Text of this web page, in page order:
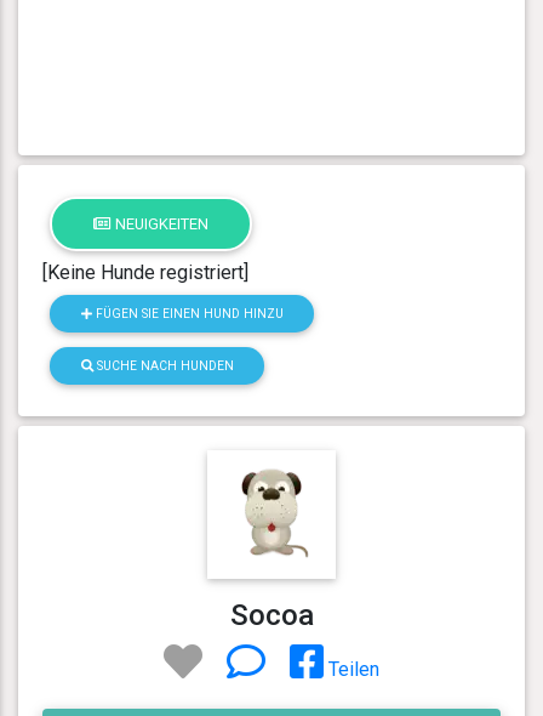
NEUIGKEITEN
[Keine Hunde registriert]
FÜGEN SIE EINEN HUND HINZU
SUCHE NACH HUNDEN
Socoa
Teilen